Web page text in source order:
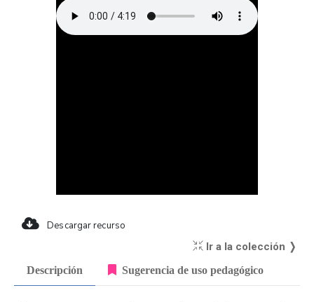
Descargar recurso
Ir a la colección ❭
Descripción Sugerencia de uso pedagógico